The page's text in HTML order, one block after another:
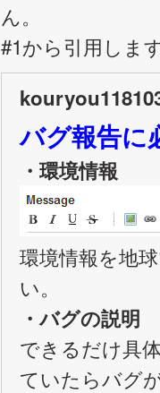
ん。
#1から引用しま
バグ報告に
・環境情報
環境情報を地
い。
・バグの説明
できるだけ具
ていたらバグ